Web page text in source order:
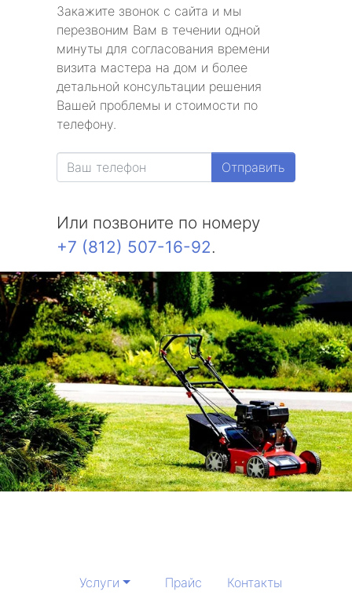
Закажите звонок с сайта и мы
перезвоним Вам в течении одной
минуты для согласования времени
визита мастера на дом и более
детальной консультации решения
Вашей проблемы и стоимости по
телефону.
Отправить
Или позвоните по номеру
+7 (812) 507-16-92.
Услуги Прайс Контакты